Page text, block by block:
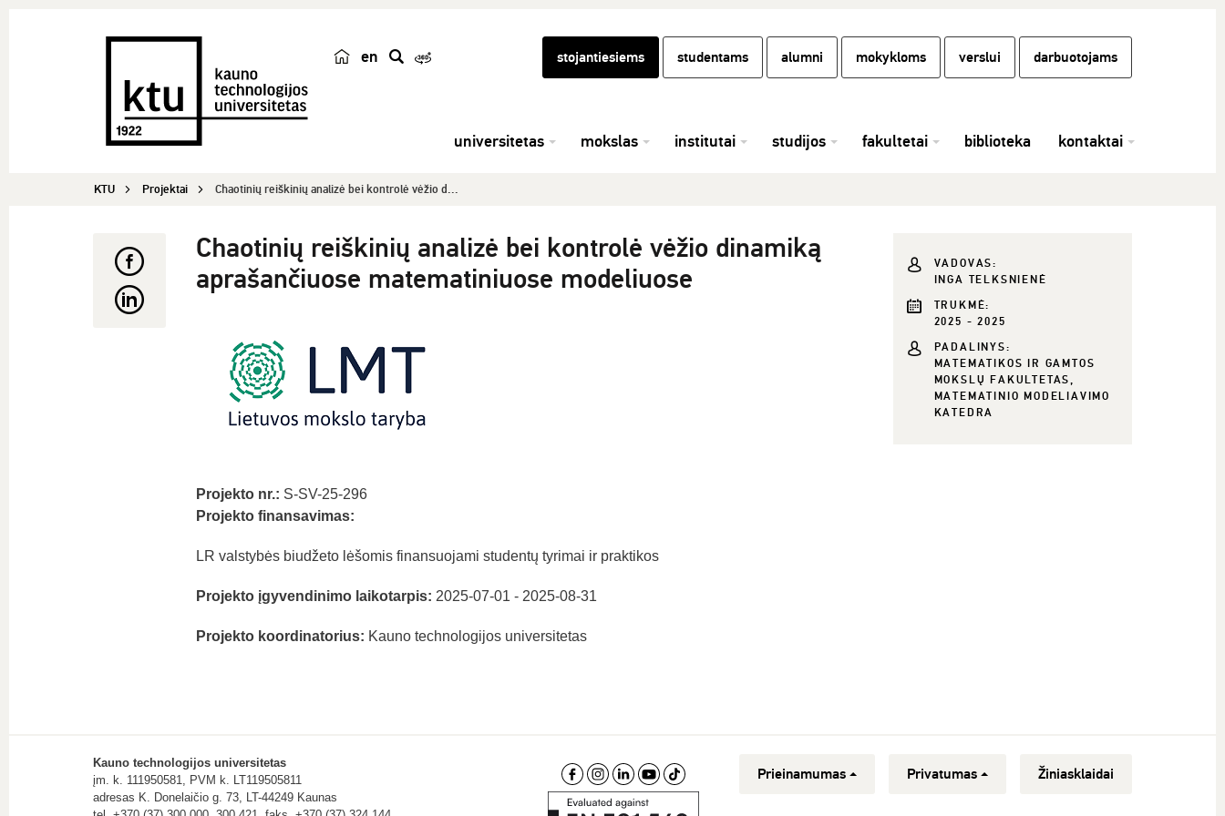
en
k
stojantiesiems studentams alumni mokykloms verslui darbuotojams
universitetas mokslas institutai studijos fakultetai biblioteka kontaktai
KTU Projektai Chaotinių reiškinių analizė bei kontrolė vėžio d...
Chaotinių reiškinių analizė bei kontrolė vėžio dinamiką
aprašančiuose matematiniuose modeliuose
Projekto nr.: S-SV-25-296
Projekto finansavimas:
LR valstybės biudžeto lėšomis finansuojami studentų tyrimai ir praktikos
Projekto įgyvendinimo laikotarpis: 2025-07-01 - 2025-08-31
Projekto koordinatorius: Kauno technologijos universitetas
VADOVAS:
INGA TELKSNIENĖ
TRUKMĖ:
2025 - 2025
PADALINYS:
MATEMATIKOS IR GAMTOS
MOKSLŲ FAKULTETAS,
MATEMATINIO MODELIAVIMO
KATEDRA
Kauno technologijos universitetas
įm. k. 111950581, PVM k. LT119505811
adresas K. Donelaičio g. 73, LT-44249 Kaunas
Prieinamumas Privatumas Žiniasklaidai